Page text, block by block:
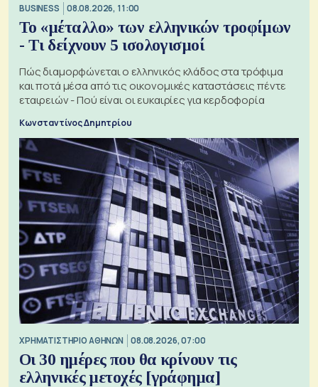
BUSINESS 08.08.2026, 11:00
Το «μέταλλο» των ελληνικών τροφίμων
- Τι δείχνουν 5 ισολογισμοί
Πώς διαμορφώνεται ο ελληνικός κλάδος στα τρόφιμα
και ποτά μέσα από τις οικονομικές καταστάσεις πέντε
εταιρειών - Πού είναι οι ευκαιρίες για κερδοφορία
Κωνσταντίνος Δημητρίου
XΡΗΜΑΤΙΣΤΗΡΙΟ ΑΘΗΝΩΝ 08.08.2026, 07:00
Οι 30 ημέρες που θα κρίνουν τις
ελληνικές μετοχές [γράφημα]